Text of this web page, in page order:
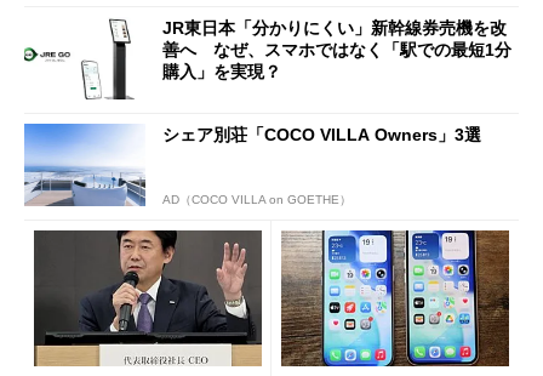
JR東日本「分かりにくい」新幹線券売機を改
善へ なぜ、スマホではなく「駅での最短1分
購入」を実現？
シェア別荘「COCO VILLA Owners」3選
AD（COCO VILLA on GOETHE）